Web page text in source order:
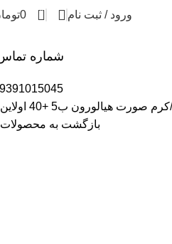
ورود / ثبت نام 0
0
شماره
کرم صورت هیالورون ب5 +40 اولاین
بازگشت به محصولات